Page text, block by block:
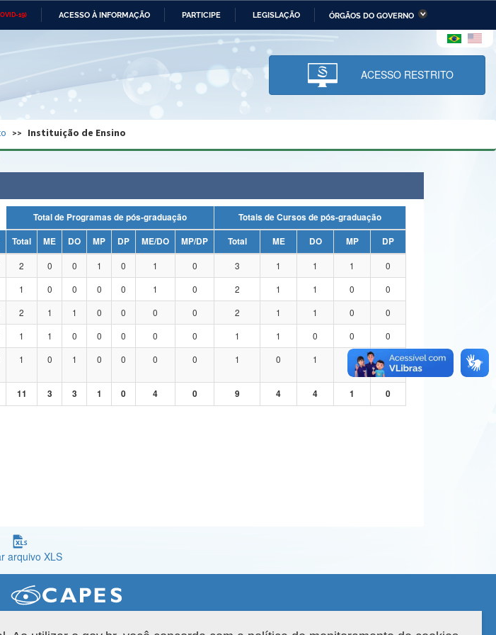
19) ACESSO À INFORMAÇÃO PARTICIPE LEGISLAÇÃO ÓRGÃOS DO GOVERNO
Ministério das Relações Ministério da Economia Ministério da Infraestrutura
Ministério da Ciência,
Tecnologia, Inovações e
Comunicações
e dos Direitos Humanos
Banco Central do Brasil Planalto
ACESSO RESTRITO
Instituição de Ensino
Total de Programas de pós-graduação
Totais de Cursos de pós-graduação
Total ME DO MP DP ME/DO MP/DP Total ME DO MP
DP
2 0 0 1 0 1 0 3 1 1 1
0
1 0 0 0 0 1 0 2 1 1 0
0
2 1 1 0 0 0 0 2 1 1 0
0
1 1 0 0 0 0 0 1 1 0 0
0
1 0 1 0 0 0 0 1 0 1 0
11 3 3 1 0 4 0 9 4 4 1 0
arquivo XLS